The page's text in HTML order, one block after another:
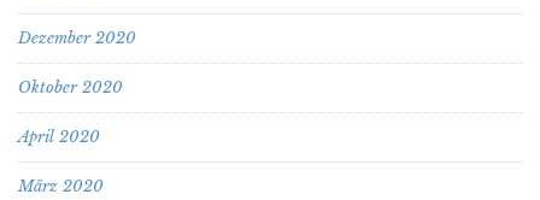
Dezember 2020
Oktober 2020
April 2020
März 2020